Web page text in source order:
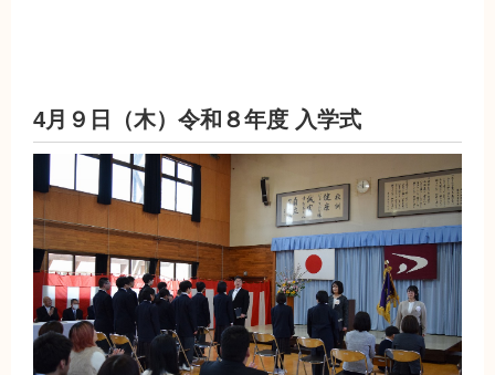
4月９日（木）令和８年度 入学式